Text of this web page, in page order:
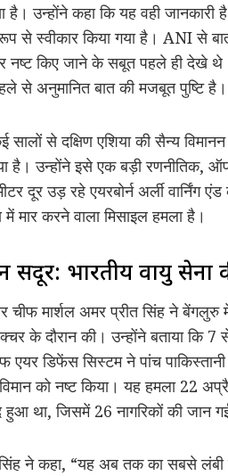
है। उन्होंने कहा कि यह वही
से स्वीकार किया गया है। ANI से
नष्ट किए जाने के सबूत पहले ही देखे
से अनुमानित बात की मजबूत पुष्टि है।
सालों से दक्षिण एशिया की सैन्य
है। उन्होंने इसे एक बड़ी
दूर उड़ रहे एयरबोर्न अर्ली
मार करने वाला मिसाइल हमला है।
भारतीय वायु सेना
चीफ मार्शल अमर प्रीत सिंह ने
के दौरान की। उन्होंने बताया कि
एयर डिफेंस सिस्टम ने पांच
को नष्ट किया। यह हमला 22
था, जिसमें 26 नागरिकों की जान
ने कहा, “यह अब तक का सबसे लंबी